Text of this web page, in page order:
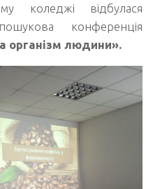
коледжі відбулася
конференція
організм людини».